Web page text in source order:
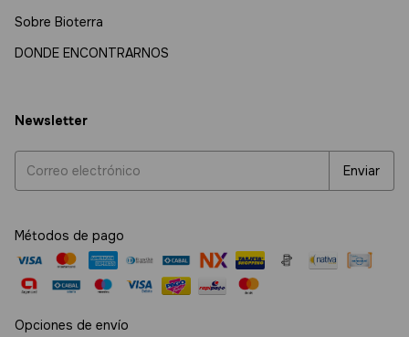
Sobre Bioterra
DONDE ENCONTRARNOS
Newsletter
Métodos de pago
Opciones de envío